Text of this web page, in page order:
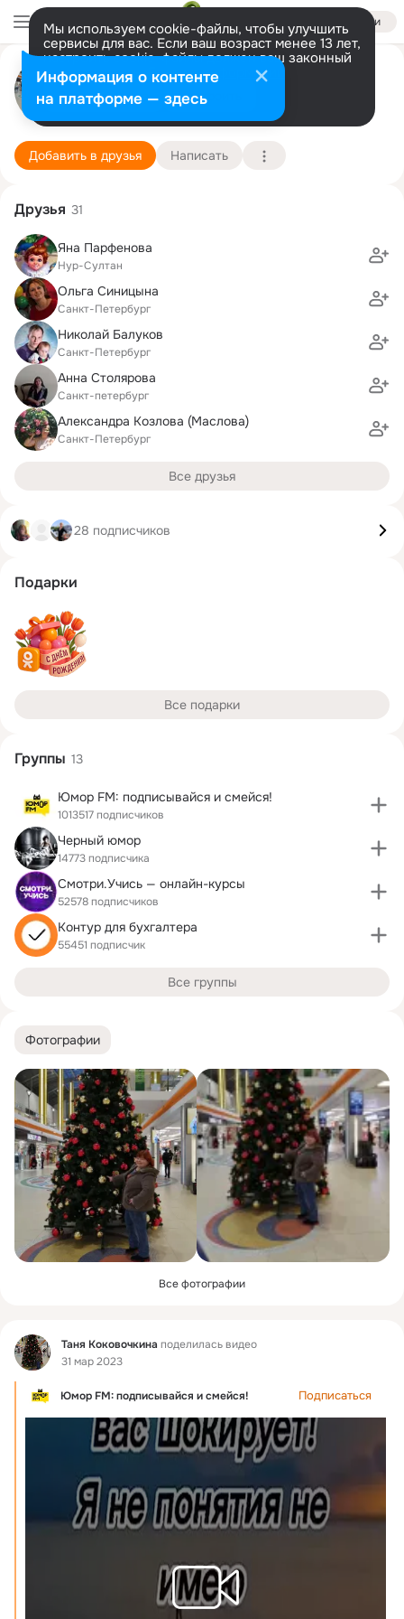
Войти
Мы используем cookie-файлы, чтобы улучшить
сервисы для вас. Если ваш возраст менее 13 лет,
настроить cookie-файлы должен ваш законный
представитель. Больше информации
Разрешить все Настроить
Таня Коковочкина
Коммунар 17 марта
Подробнее
Добавить в друзья Написать
Фотографии
Все фотографии
Фид Таня Коковочкина поделилась видео
31 мар 2023
Юмор FM: подписывайся и смейся! Подписаться
Друзья 31
Яна Парфенова
Нур-Султан
Ольга Синицына
Санкт-Петербург
Николай Балуков
Санкт-Петербург
Анна Столярова
Санкт-петербург
Александра Козлова (Маслова)
Санкт-Петербург
Все друзья
28 подписчиков
Подарки
Все подарки
Группы 13
Юмор FM: подписывайся и смейся!
1013517 подписчиков
Черный юмор
14773 подписчика
Смотри.Учись — онлайн-курсы
52578 подписчиков
Контур для бухгалтера
55451 подписчик
Все группы
Информация о контенте
на платформе — здесь